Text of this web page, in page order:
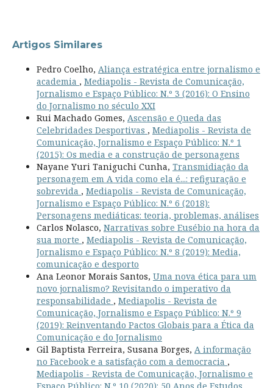
Artigos Similares
Pedro Coelho, Aliança estratégica entre jornalismo e
academia , Mediapolis - Revista de Comunicação,
Jornalismo e Espaço Público: N.º 3 (2016): O Ensino
do Jornalismo no século XXI
Rui Machado Gomes, Ascensão e Queda das
Celebridades Desportivas , Mediapolis - Revista de
Comunicação, Jornalismo e Espaço Público: N.º 1
(2015): Os media e a construção de personagens
Nayane Yuri Taniguchi Cunha, Transmidiação da
personagem em A vida como ela é...: refiguração e
sobrevida , Mediapolis - Revista de Comunicação,
Jornalismo e Espaço Público: N.º 6 (2018):
Personagens mediáticas: teoria, problemas, análises
Carlos Nolasco, Narrativas sobre Eusébio na hora da
sua morte , Mediapolis - Revista de Comunicação,
Jornalismo e Espaço Público: N.º 8 (2019): Media,
comunicação e desporto
Ana Leonor Morais Santos, Uma nova ética para um
novo jornalismo? Revisitando o imperativo da
responsabilidade , Mediapolis - Revista de
Comunicação, Jornalismo e Espaço Público: N.º 9
(2019): Reinventando Pactos Globais para a Ética da
Comunicação e do Jornalismo
Gil Baptista Ferreira, Susana Borges, A informação
no Facebook e a satisfação com a democracia ,
Mediapolis - Revista de Comunicação, Jornalismo e